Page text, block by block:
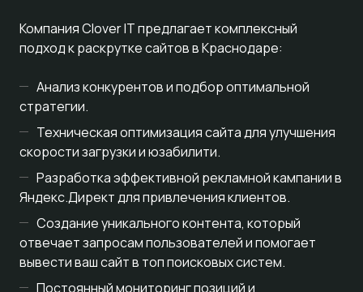
Компания Clover IT предлагает комплексный
подход к раскрутке сайтов в Краснодаре:
Анализ конкурентов и подбор оптимальной
стратегии.
Техническая оптимизация сайта для улучшения
скорости загрузки и юзабилити.
Разработка эффективной рекламной кампании в
Яндекс.Директ для привлечения клиентов.
Создание уникального контента, который
отвечает запросам пользователей и помогает
вывести ваш сайт в топ поисковых систем.
Постоянный мониторинг позиций и